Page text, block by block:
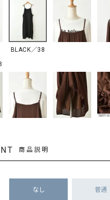
BLACK／38
商品説明
なし 普通